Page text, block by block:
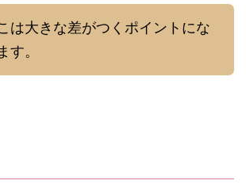
は大きな差がつくポイントにな
す。